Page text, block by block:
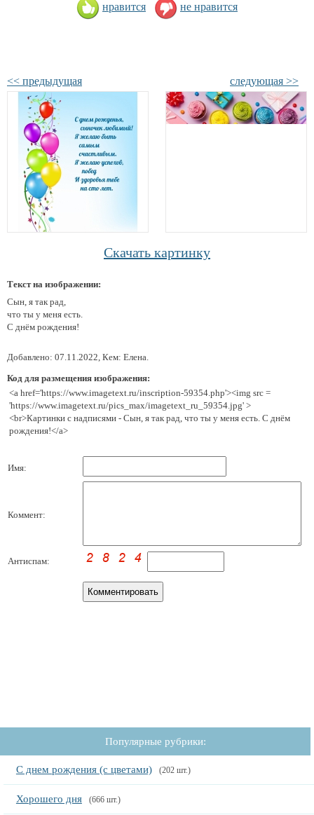
нравится не нравится
<< предыдущая следующая >>
Скачать картинку
Текст на изображении:
Сын, я так рад,
что ты у меня есть.
С днём рождения!
Добавлено: 07.11.2022, Кем: Елена.
Код для размещения изображения:
<a href='https://www.imagetext.ru/inscription-59354.php'><img src =
'https://www.imagetext.ru/pics_max/imagetext_ru_59354.jpg' >
<br>Картинки с надписями - Сын, я так рад, что ты у меня есть. С днём
рождения!</a>
Имя:
Коммент:
Антиспам:
Популярные рубрики:
С днем рождения (с цветами) (202 шт.)
Хорошего дня (666 шт.)